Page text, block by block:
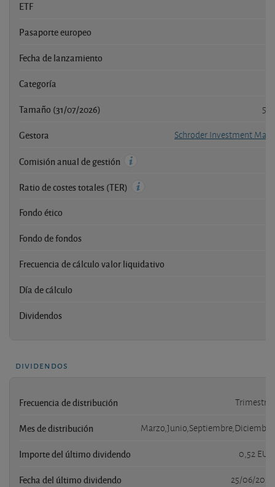
ETF
Pasaporte europeo
Fecha de lanzamiento
Categoría
Tamaño (31/07/2026)
Gestora Schroder Investment
Comisión anual de gestión
Ratio de costes totales (TER)
Fondo ético
Fondo de fondos
Frecuencia de cálculo valor liquidativo
Día de cálculo
Dividendos
dividendos
Frecuencia de distribución Trimestral
Mes de distribución Marzo,Junio,Septiembre,Diciembre
Importe del último dividendo 0,52 EUR
Fecha del último dividendo 25/06/2026